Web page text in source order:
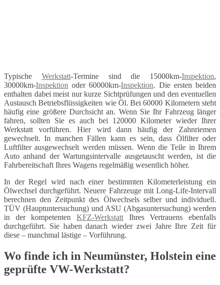
Typische Werkstatt-Termine sind die 15000km-Inspektion,
30000km-Inspektion oder 60000km-Inspektion. Die ersten beiden
enthalten dabei meist nur kurze Sichtprüfungen und den eventuellen
Austausch Betriebsflüssigkeiten wie Öl. Bei 60000 Kilometern steht
häufig eine größere Durchsicht an. Wenn Sie Ihr Fahrzeug länger
fahren, sollten Sie es auch bei 120000 Kilometer wieder Ihrer
Werkstatt vorführen. Hier wird dann häufig der Zahnriemen
gewechselt. In manchen Fällen kann es sein, dass Ölfilter oder
Luftfilter ausgewechselt werden müssen. Wenn die Teile in Ihrem
Auto anhand der Wartungsintervalle ausgetauscht werden, ist die
Fahrbereitschaft Ihres Wagens regelmäßig wesentlich höher.
In der Regel wird nach einer bestimmten Kilometerleistung ein
Ölwechsel durchgeführt. Neuere Fahrzeuge mit Long-Life-Intervall
berechnen den Zeitpunkt des Ölwechsels selber und individuell.
TÜV (Hauptuntersuchung) und ASU (Abgasuntersuchung) werden
in der kompetenten KFZ-Werkstatt Ihres Vertrauens ebenfalls
durchgeführt. Sie haben danach wieder zwei Jahre Ihre Zeit für
diese – manchmal lästige – Vorführung.
Wo finde ich in Neumünster, Holstein eine
geprüfte VW-Werkstatt?